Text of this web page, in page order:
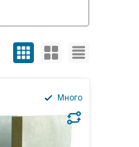
Много